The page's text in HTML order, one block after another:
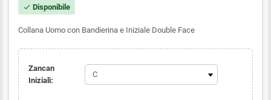
check Disponibile
Collana Uomo con Bandierina e Iniziale Double Face
Zancan
Iniziali: